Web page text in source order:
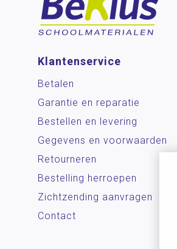
Klantenservice
Betalen
Garantie en reparatie
Bestellen en levering
Gegevens en voorwaarden
Retourneren
Bestelling herroepen
Zichtzending aanvragen
Contact